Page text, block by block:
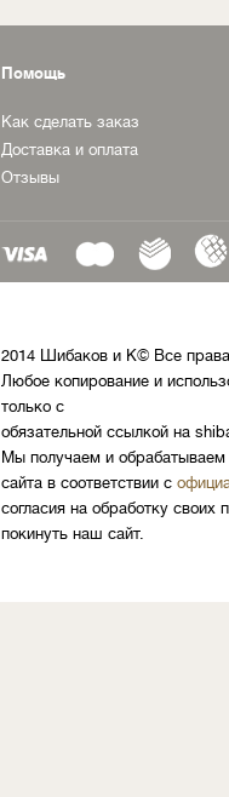
Помощь
Как сделать заказ
Доставка и оплата
Отзывы
2014 Шибаков и К© Все
Любое копирование и
только с
обязательной ссылкой на
Мы получаем и обрабатываем
сайта в соответствии с
согласия на обработку
покинуть наш сайт.